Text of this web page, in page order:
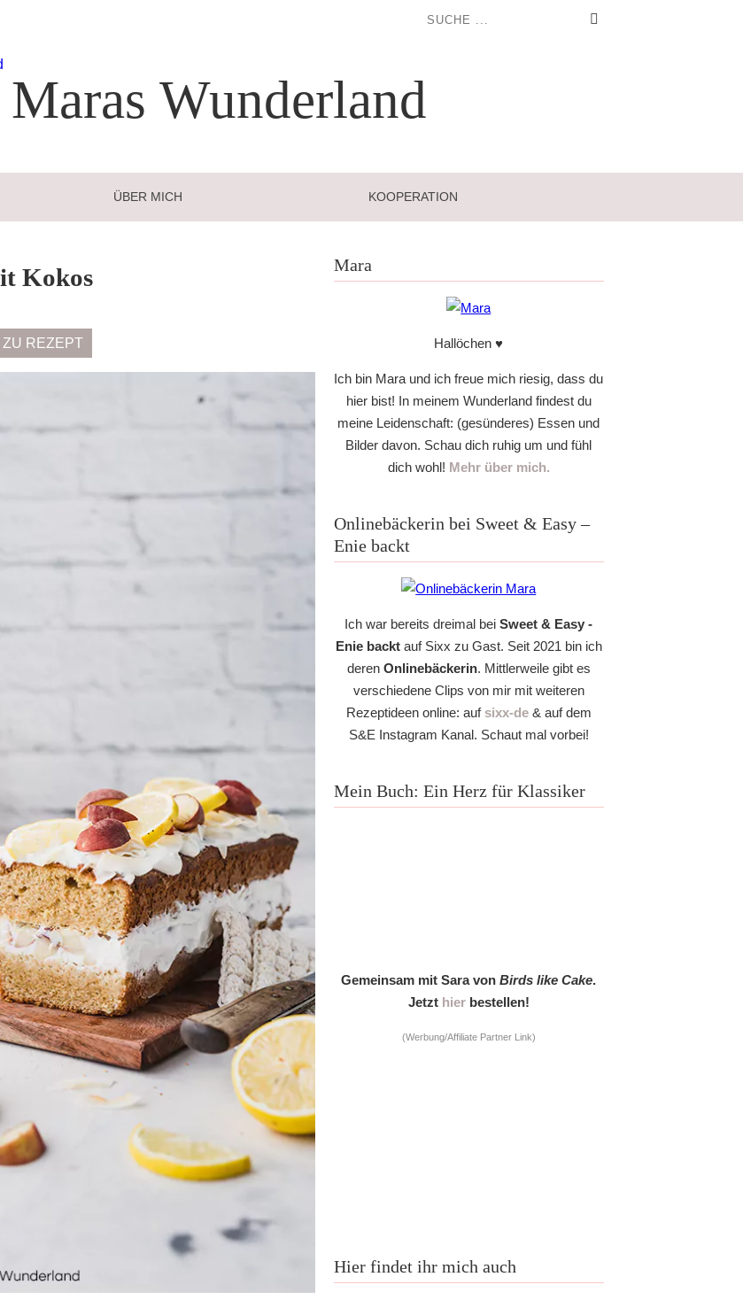
Maras Wunderland
ÜBER MICH KOOPERATION
Kokos
REZEPT
Mara
Hallöchen ♥
Ich bin Mara und ich freue mich riesig, dass du
hier bist! In meinem Wunderland findest du
meine Leidenschaft: (gesünderes) Essen und
Bilder davon. Schau dich ruhig um und fühl
dich wohl! Mehr über mich.
Onlinebäckerin bei Sweet & Easy –
Enie backt
Ich war bereits dreimal beiSweet & Easy -
Enie backtauf Sixx zu Gast. Seit 2021 bin ich
deren Onlinebäckerin. Mittlerweile gibt es
verschiedene Clips von mir mit weiteren
Rezeptideen online: auf sixx-de& auf dem
S&E Instagram Kanal. Schaut mal vorbei!
Mein Buch: Ein Herz für Klassiker
Gemeinsam mit Sara vonBirds like Cake.
Jetzt hierbestellen!
(Werbung/Affiliate Partner Link)
Hier findet ihr mich auch